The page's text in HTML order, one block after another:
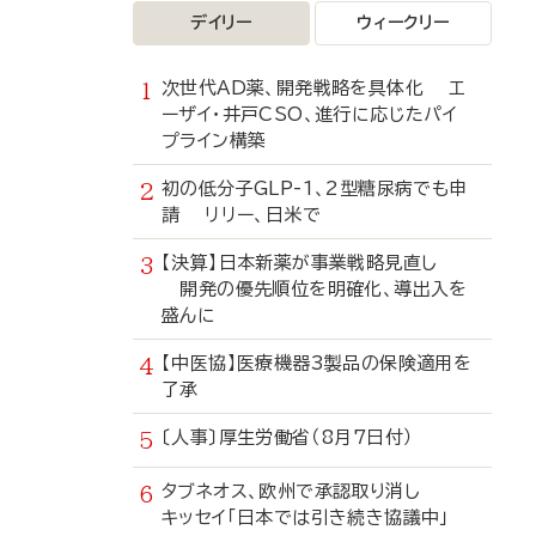
デイリー ウィークリー
次世代AD薬、開発戦略を具体化 エ
ーザイ・井戸CSO、進行に応じたパイ
プライン構築
初の低分子GLP-1、2型糖尿病でも申
請 リリー、日米で
【決算】日本新薬が事業戦略見直し
開発の優先順位を明確化、導出入を
盛んに
【中医協】医療機器3製品の保険適用を
了承
〔人事〕厚生労働省（8月7日付）
タブネオス、欧州で承認取り消し
キッセイ「日本では引き続き協議中」